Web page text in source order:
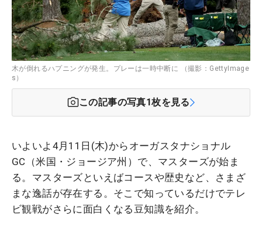
木が倒れるハプニングが発生。プレーは一時中断に （撮影：GettyImage
s）
この記事の写真1枚を見る
いよいよ4月11日(木)からオーガスタナショナル
GC（米国・ジョージア州）で、マスターズが始ま
る。マスターズといえばコースや歴史など、さまざ
まな逸話が存在する。そこで知っているだけでテレ
ビ観戦がさらに面白くなる豆知識を紹介。